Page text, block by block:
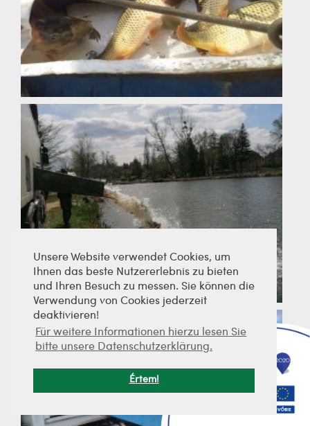
Unsere Website verwendet Cookies, um
Ihnen das beste Nutzererlebnis zu bieten
und Ihren Besuch zu messen. Sie können die
Verwendung von Cookies jederzeit
deaktivieren!
Für weitere Informationen hierzu lesen Sie
bitte unsere Datenschutzerklärung.
Értem!